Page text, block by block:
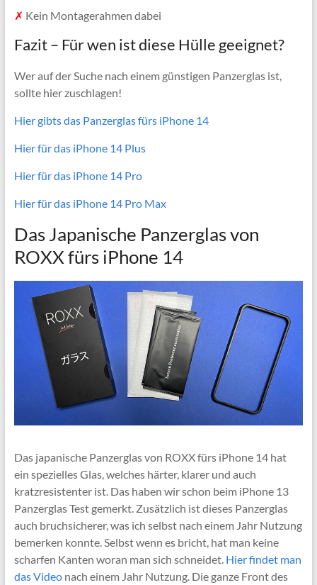
✗ Kein Montagerahmen dabei
Fazit – Für wen ist diese Hülle geeignet?
Wer auf der Suche nach einem günstigen Panzerglas ist,
sollte hier zuschlagen!
Hier gibts das Panzerglas fürs iPhone 14
Hier für das iPhone 14 Plus
Hier für das iPhone 14 Pro
Hier für das iPhone 14 Pro Max
Das Japanische Panzerglas von
ROXX fürs iPhone 14
Das japanische Panzerglas von ROXX fürs iPhone 14 hat
ein spezielles Glas, welches härter, klarer und auch
kratzresistenter ist. Das haben wir schon beim iPhone 13
Panzerglas Test gemerkt. Zusätzlich ist dieses Panzerglas
auch bruchsicherer, was ich selbst nach einem Jahr Nutzung
bemerken konnte. Selbst wenn es bricht, hat man keine
scharfen Kanten woran man sich schneidet. Hier findet man
das Videonach einem Jahr Nutzung. Die ganze Front des